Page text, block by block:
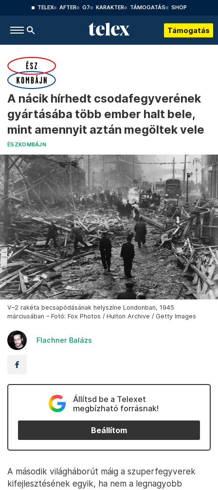
TELEX AFTER G7 KARAKTER TÁMOGATÁS SHOP
Támogatás
A nácik hírhedt csodafegyverének
gyártásába több ember halt bele,
mint amennyit aztán megöltek vele
ÉSZKOMBÁJN
V–2 rakéta becsapódásának helyszíne Londonban, 1945
márciusában – Fotó: Fox Photos / Hulton Archive / Getty Images
Flachner Balázs
Állítsd be a Telexet
megbízható forrásnak!
Beállítom
A második világháborút máig a szuperfegyverek
kifejlesztésének egyik, ha nem a legnagyobb